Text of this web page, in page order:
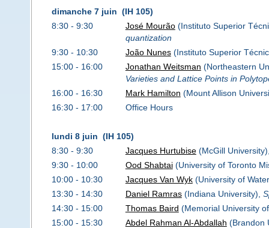
dimanche 7 juin (IH 105)
8:30 - 9:30
José Mourão(Instituto Superior
quantization
9:30 - 10:30
João Nunes(Instituto Superior
15:00 - 16:00
Jonathan Weitsman (Northeastern
Varieties and Lattice Points in
16:00 - 16:30
Mark Hamilton (Mount Allison
16:30 - 17:00
Office Hours
lundi 8 juin (IH 105)
8:30 - 9:30
Jacques Hurtubise(McGill
9:30 - 10:00
Ood Shabtai(University of Toronto
10:00 - 10:30
Jacques Van Wyk(University of
13:30 - 14:30
Daniel Ramras(Indiana University),
14:30 - 15:00
Thomas Baird (Memorial University
15:00 - 15:30
Abdel Rahman Al-Abdallah (Brandon